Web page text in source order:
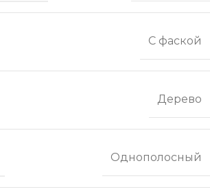
С фаской
Дерево
Однополосный